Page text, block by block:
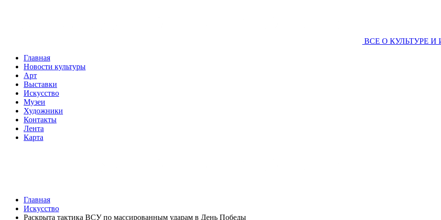
ВСЕ О КУЛЬТУРЕ И
Главная
Новости культуры
Арт
Выставки
Искусство
Музеи
Художники
Контакты
Лента
Карта
Главная
Искусство
Раскрыта тактика ВСУ по массированным ударам в День Победы